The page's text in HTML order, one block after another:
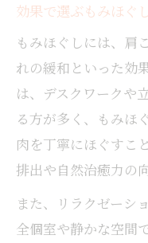
効果で選ぶもみほぐ
もみほぐしには、肩
れの緩和といった効
は、デスクワークや
る方が多く、もみほ
肉を丁寧にほぐすこ
排出や自然治癒力の
また、リラクゼーシ
全個室や静かな空間